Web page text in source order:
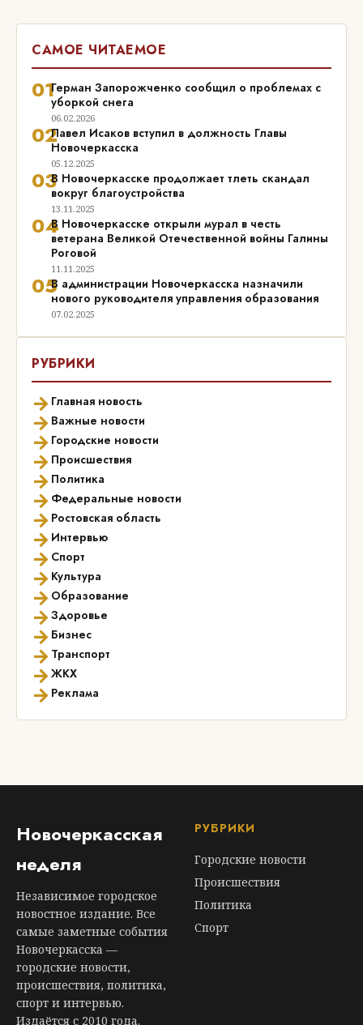
САМОЕ ЧИТАЕМОЕ
01Герман Запорожченко сообщил о проблемах с
уборкой снега
06.02.2026
02Павел Исаков вступил в должность Главы
Новочеркасска
05.12.2025
03В Новочеркасске продолжает тлеть скандал
вокруг благоустройства
13.11.2025
04В Новочеркасске открыли мурал в честь
ветерана Великой Отечественной войны Галины
Роговой
11.11.2025
05В администрации Новочеркасска назначили
нового руководителя управления образования
07.02.2025
РУБРИКИ
→ Главная новость
→ Важные новости
→ Городские новости
→ Происшествия
→ Политика
→ Федеральные новости
→ Ростовская область
→ Интервью
→ Спорт
→ Культура
→ Образование
→Здоровье
→ Бизнес
→ Транспорт
→ЖКХ
→ Реклама
Новочеркасская
неделя
Независимое городское
новостное издание. Все
самые заметные события
Новочеркасска —
городские новости,
происшествия, политика,
спорт и интервью.
Издаётся с 2010 года.
РУБРИКИ
Городские новости
Происшествия
Политика
Спорт